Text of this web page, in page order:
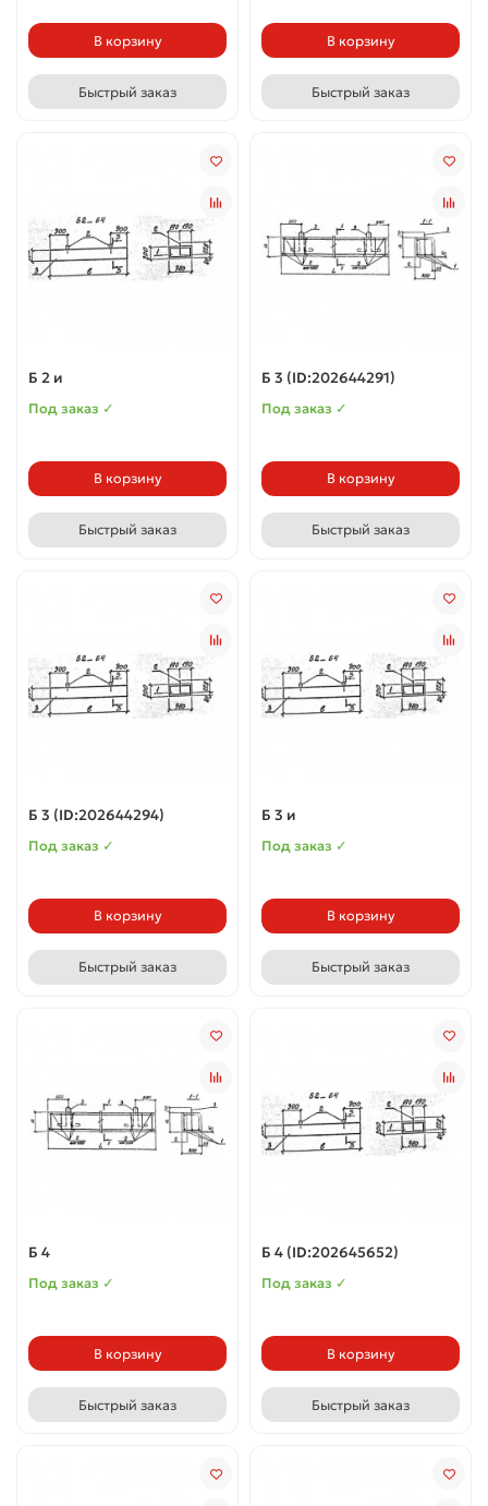
В корзину
Быстрый заказ
В корзину
Быстрый заказ
Б 2 и
Под заказ ✓
В корзину
Быстрый заказ
Б 3 (ID:202644291)
Под заказ ✓
В корзину
Быстрый заказ
Б 3 (ID:202644294)
Под заказ ✓
В корзину
Быстрый заказ
Б 3 и
Под заказ ✓
В корзину
Быстрый заказ
Б 4
Под заказ ✓
В корзину
Быстрый заказ
Б 4 (ID:202645652)
Под заказ ✓
В корзину
Быстрый заказ